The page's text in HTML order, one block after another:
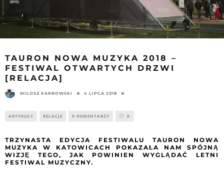
TAURON NOWA MUZYKA 2018 –
FESTIWAL OTWARTYCH DRZWI
[RELACJA]
MIŁOSZ KARBOWSKI 4 LIPCA 2018
ARTYKUŁY RELACJE 0 KOMENTARZY 0
TRZYNASTA EDYCJA FESTIWALU TAURON NOWA
MUZYKA W KATOWICACH POKAZAŁA NAM SPÓJNĄ
WIZJĘ TEGO, JAK POWINIEN WYGLĄDAĆ LETNI
FESTIWAL MUZYCZNY.